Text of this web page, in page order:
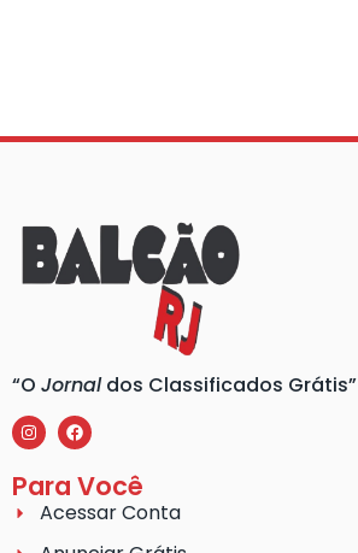
“O Jornaldos Classificados Grátis”
Para Você
Acessar Conta